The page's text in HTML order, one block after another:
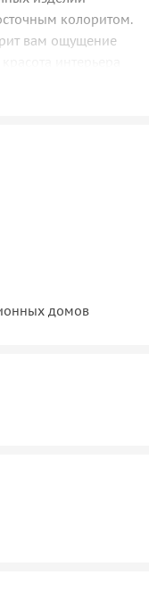
колоритом.
вам ощущение
местного
по погоде и
домов